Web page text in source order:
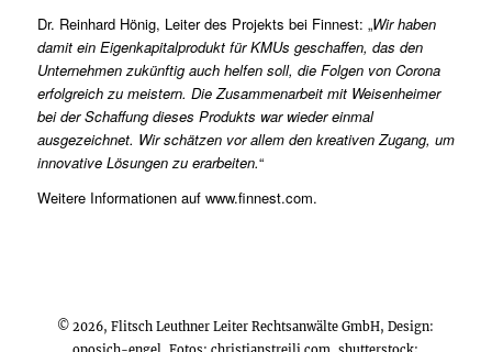
Dr. Reinhard Hönig, Leiter des Projekts bei Finnest: „Wir haben
damit ein Eigenkapitalprodukt für KMUs geschaffen, das den
Unternehmen zukünftig auch helfen soll, die Folgen von Corona
erfolgreich zu meistern. Die Zusammenarbeit mit Weisenheimer
bei der Schaffung dieses Produkts war wieder einmal
ausgezeichnet. Wir schätzen vor allem den kreativen Zugang, um
innovative Lösungen zu erarbeiten.“
Weitere Informationen auf www.finnest.com.
© 2026, Flitsch Leuthner Leiter Rechtsanwälte GmbH, Design: